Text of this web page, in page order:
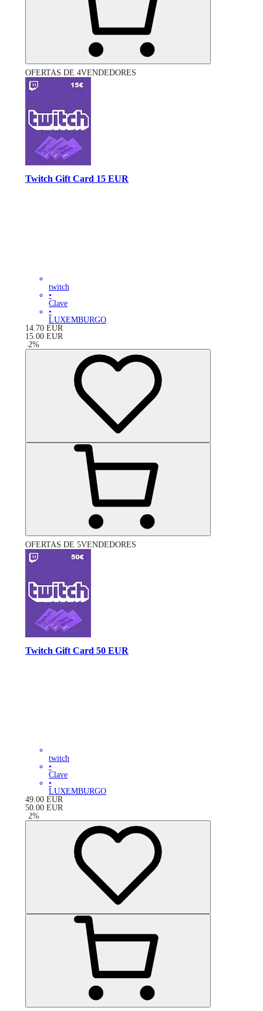
OFERTAS DE 4VENDEDORES
Twitch Gift Card 15 EUR
twitch
•
Clave
•
LUXEMBURGO
14.70 EUR
15.00 EUR
-2%
OFERTAS DE 5VENDEDORES
Twitch Gift Card 50 EUR
twitch
•
Clave
•
LUXEMBURGO
49.00 EUR
50.00 EUR
-2%